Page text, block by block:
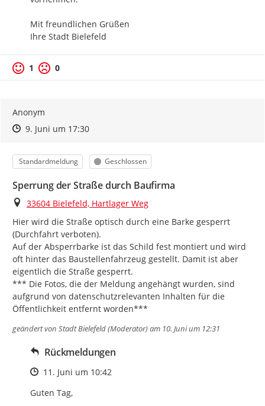
Mit freundlichen Grüßen
Ihre Stadt Bielefeld
1 0
Anonym
Zeitpunkt des Erstellens
Zeitpunkt des Erstellens
9. Juni um 17:30Zur Äußerung
Kategorie
Standardmeldung Status
Geschlossen
Sperrung der Straße durch Baufirma
Ort
33604 Bielefeld, Hartlager Weg
Hier wird die Straße optisch durch eine Barke gesperrt
(Durchfahrt verboten).
Auf der Absperrbarke ist das Schild fest montiert und wird
oft hinter das Baustellenfahrzeug gestellt. Damit ist aber
eigentlich die Straße gesperrt.
*** Die Fotos, die der Meldung angehängt wurden, sind
aufgrund von datenschutzrelevanten Inhalten für die
Öffentlichkeit entfernt worden***
geändert von Stadt Bielefeld (Moderator)am 10. Juni um 12:31
Rückmeldungen
Zeitpunkt des Erstellens
11. Juni um 10:42
Guten Tag,